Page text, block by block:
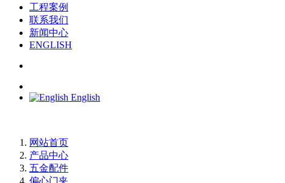
工程案例
联系我们
新闻中心
ENGLISH
English
网站首页
产品中心
五金配件
偏心门夹